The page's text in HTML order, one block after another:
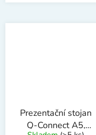
Prezentační stojan
Q-Connect A5,